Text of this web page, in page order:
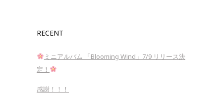
RECENT
ミニアルバム 「Blooming Wind」7/9 リリース決
定！
感謝！！！